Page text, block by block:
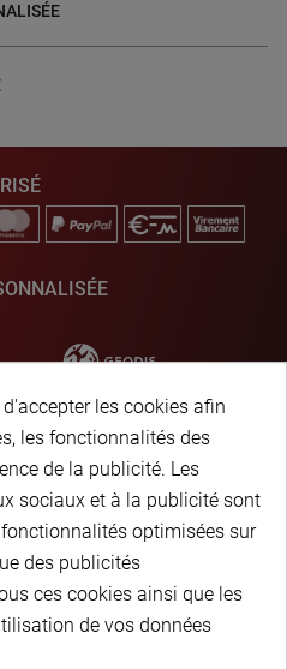
les cookies afin
les fonctionnalités des
de la publicité. Les
sociaux et à la publicité sont
optimisées sur
des publicités
ces cookies ainsi que les
de vos données